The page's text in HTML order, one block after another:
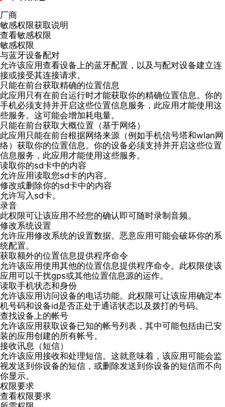
厂商
敏感权限获取说明
查看敏感权限
敏感权限
与蓝牙设备配对
允许该应用查看设备上的蓝牙配置，以及与配对设备建立连
接或接受其连接请求。
只能在前台获取精确的位置信息
此应用只有在前台运行时才能获取你的精确位置信息。你的
手机必须支持并开启这些位置信息服务，此应用才能使用这
些服务。这可能会增加耗电量。
只能在前台获取大概位置（基于网络）
此应用只能在前台根据网络来源（例如手机信号塔和wlan网
络）获取你的位置信息。你的设备必须支持并开启这些位置
信息服务，此应用才能使用这些服务。
读取你的sd卡中的内容
允许应用读取您sd卡的内容。
修改或删除你的sd卡中的内容
允许写入sd卡。
录音
此权限可让该应用不经您的确认即可随时录制音频。
修改系统设置
允许应用修改系统的设置数据。恶意应用可能会破坏你的系
统配置。
获取额外的位置信息提供程序命令
允许该应用使用其他的位置信息提供程序命令。此权限使该
应用可以干扰gps或其他位置信息源的运作。
读取手机状态和身份
允许该应用访问设备的电话功能。此权限可让该应用确定本
机号码和设备id是否正处于通话状态以及拨打的号码。
查找设备上的帐号
允许该应用获取设备已知的帐号列表，其中可能包括由已安
装的应用创建的所有帐号。
接收讯息（短信）
允许该应用接收和处理短信。这就意味着，该应用可能会监
视发送到你设备的短信，或删除发送到你设备的短信而不向
你显示。
权限要求
查看权限要求